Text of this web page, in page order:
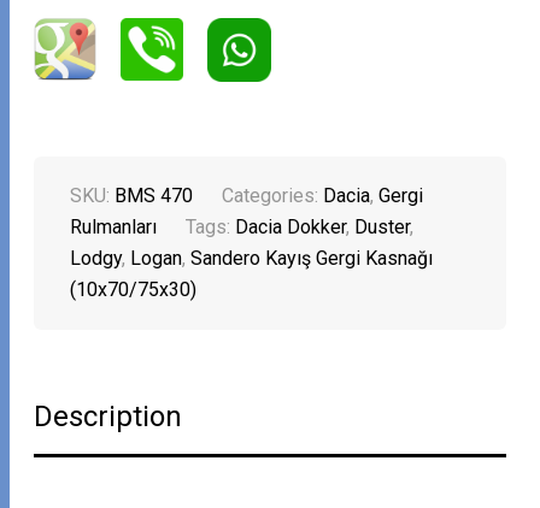
SKU: BMS 470 Categories: Dacia,Gergi
Rulmanları
Tags: Dacia Dokker, Duster,
Lodgy, Logan,Sandero Kayış Gergi Kasnağı
(10x70/75x30)
Description